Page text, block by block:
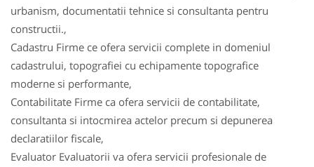
urbanism, documentatii tehnice si consultanta pentru
constructii.,
Cadastru Firme ce ofera servicii complete in domeniul
cadastrului, topografiei cu echipamente topografice
moderne si performante,
Contabilitate Firme ca ofera servicii de contabilitate,
consultanta si intocmirea actelor precum si depunerea
declaratiilor fiscale,
Evaluator Evaluatorii va ofera servicii profesionale de